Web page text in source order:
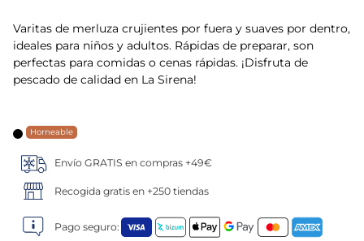
Varitas de merluza crujientes por fuera y suaves por dentro,
ideales para niños y adultos. Rápidas de preparar, son
perfectas para comidas o cenas rápidas. ¡Disfruta de
pescado de calidad en La Sirena!
Horneable
Envío GRATIS en compras +49€
Recogida gratis en +250 tiendas
Pago seguro:
5. verduras
croquetas
8. listísimos
. gambon
10. pollo